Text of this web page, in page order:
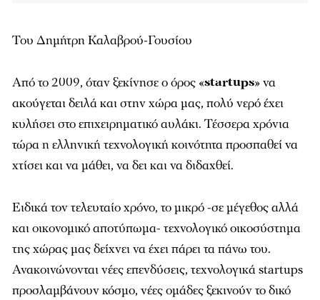
Του Δημήτρη Καλαβρού-Γουσίου
Από το 2009, όταν ξεκίνησε ο όρος «startups» να
ακούγεται δειλά και στην χώρα μας, πολύ νερό έχει
κυλήσει στο επιχειρηματικό αυλάκι. Τέσσερα χρόνια
τώρα η ελληνική τεχνολογική κοινότητα προσπαθεί να
χτίσει και να μάθει, να δει και να διδαχθεί.
Ειδικά τον τελευταίο χρόνο, το μικρό -σε μέγεθος αλλά
και οικονομικό αποτύπωμα- τεχνολογικό οικοσύστημα
της χώρας μας δείχνει να έχει πάρει τα πάνω του.
Ανακοινώνονται νέες επενδύσεις, τεχνολογικά startups
προσλαμβάνουν κόσμο, νέες ομάδες ξεκινούν το δικό